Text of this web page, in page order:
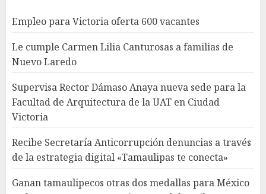
Empleo para Victoria oferta 600 vacantes
Le cumple Carmen Lilia Canturosas a familias de
Nuevo Laredo
Supervisa Rector Dámaso Anaya nueva sede para la
Facultad de Arquitectura de la UAT en Ciudad
Victoria
Recibe Secretaría Anticorrupción denuncias a través
de la estrategia digital «Tamaulipas te conecta»
Ganan tamaulipecos otras dos medallas para México